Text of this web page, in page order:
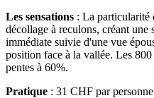
Les sensations : La particularité
décollage à reculons, créant une
immédiate suivie d'une vue
position face à la vallée. Les
pentes à 60%.
Pratique : 31 CHF par